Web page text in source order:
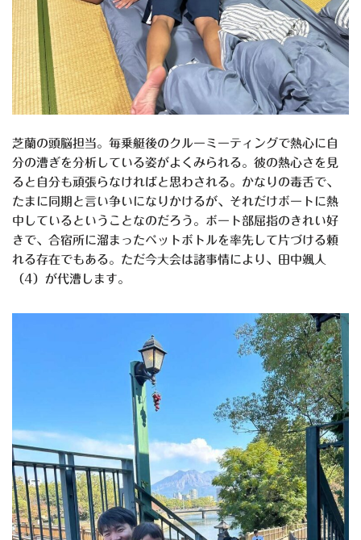
芝蘭の頭脳担当。毎乗艇後のクルーミーティングで熱心に自
分の漕ぎを分析している姿がよくみられる。彼の熱心さを見
ると自分も頑張らなければと思わされる。かなりの毒舌で、
たまに同期と言い争いになりかけるが、それだけボートに熱
中しているということなのだろう。ボート部屈指のきれい好
きで、合宿所に溜まったペットボトルを率先して片づける頼
れる存在でもある。ただ今大会は諸事情により、田中颯人
（4）が代漕します。